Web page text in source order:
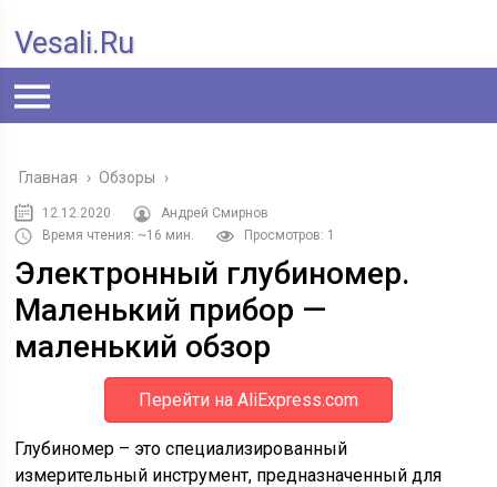
Vesali.ru
Главная › Обзоры ›
12.12.2020
Андрей Смирнов
Время чтения: ~16 мин.
Просмотров: 1
Электронный глубиномер.
Маленький прибор —
маленький обзор
Перейти на AliExpress.com
Глубиномер – это специализированный
измерительный инструмент, предназначенный для